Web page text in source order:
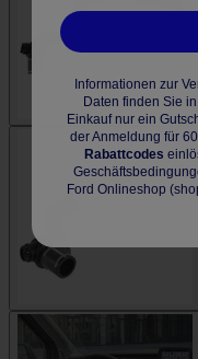
Informationen zur
Daten finden Sie
Einkauf nur ein
der Anmeldung für
Rabattcodes
Ford Onlineshop